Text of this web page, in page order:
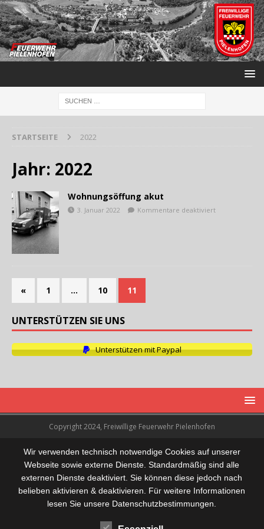
STARTSEITE 2022
Jahr: 2022
Wohnungsöffung akut
3. Januar 2022 Kommentare deaktiviert
« 1 … 10 11
UNTERSTÜTZEN SIE UNS
Unterstützen mit Paypal
Copyright 2024, Freiwillige Feuerwehr Pielenhofen
Wir verwenden technisch notwendige Cookies auf unserer
Webseite sowie externe Dienste. Standardmäßig sind alle
externen Dienste deaktiviert. Sie können diese jedoch nach
belieben aktivieren & deaktivieren. Für weitere Informationen
lesen Sie unsere Datenschutzbestimmungen.